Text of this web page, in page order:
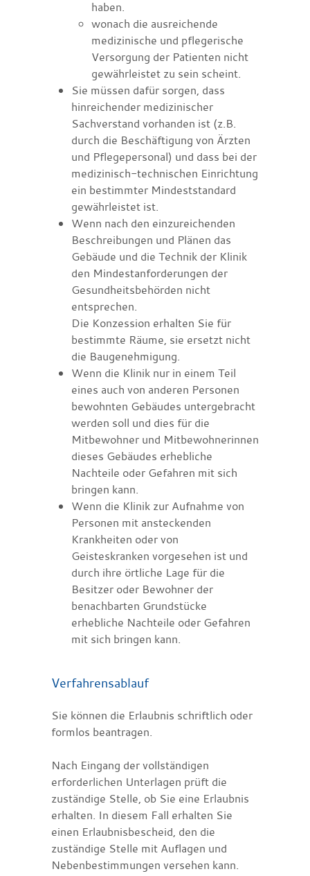
haben.
wonach die ausreichende
medizinische und pflegerische
Versorgung der Patienten nicht
gewährleistet zu sein scheint.
Sie müssen dafür sorgen, dass
hinreichender medizinischer
Sachverstand vorhanden ist (z.B.
durch die Beschäftigung von Ärzten
und Pflegepersonal) und dass bei der
medizinisch-technischen Einrichtung
ein bestimmter Mindeststandard
gewährleistet ist.
Wenn nach den einzureichenden
Beschreibungen und Plänen das
Gebäude und die Technik der Klinik
den Mindestanforderungen der
Gesundheitsbehörden nicht
entsprechen.
Die Konzession erhalten Sie für
bestimmte Räume, sie ersetzt nicht
die Baugenehmigung.
Wenn die Klinik nur in einem Teil
eines auch von anderen Personen
bewohnten Gebäudes untergebracht
werden soll und dies für die
Mitbewohner und Mitbewohnerinnen
dieses Gebäudes erhebliche
Nachteile oder Gefahren mit sich
bringen kann.
Wenn die Klinik zur Aufnahme von
Personen mit ansteckenden
Krankheiten oder von
Geisteskranken vorgesehen ist und
durch ihre örtliche Lage für die
Besitzer oder Bewohner der
benachbarten Grundstücke
erhebliche Nachteile oder Gefahren
mit sich bringen kann.
Verfahrensablauf
Sie können die Erlaubnis schriftlich oder
formlos beantragen.
Nach Eingang der vollständigen
erforderlichen Unterlagen prüft die
zuständige Stelle, ob Sie eine Erlaubnis
erhalten. In diesem Fall erhalten Sie
einen Erlaubnisbescheid, den die
zuständige Stelle mit Auflagen und
Nebenbestimmungen versehen kann.